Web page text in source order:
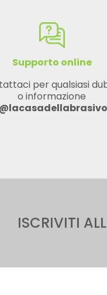
Supporto online
per qualsiasi
o informazione
ISCRIVITI